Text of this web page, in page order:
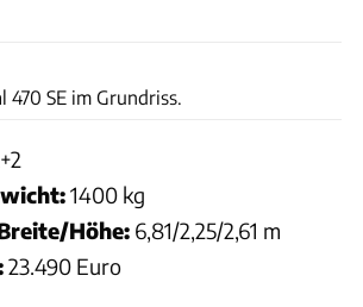
SE im Grundriss.
1400 kg
Höhe: 6,81/2,25/2,61 m
23.490 Euro